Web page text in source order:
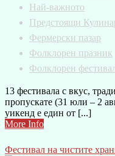
Най-важното
Предстоящи
Фермерски пазар
Фолклорен празник
Фолклорен
13 фестивала с вкус,
пропускате (31 юли – 2
уикенд е един от [...]
More Info
Фестивал на чистите